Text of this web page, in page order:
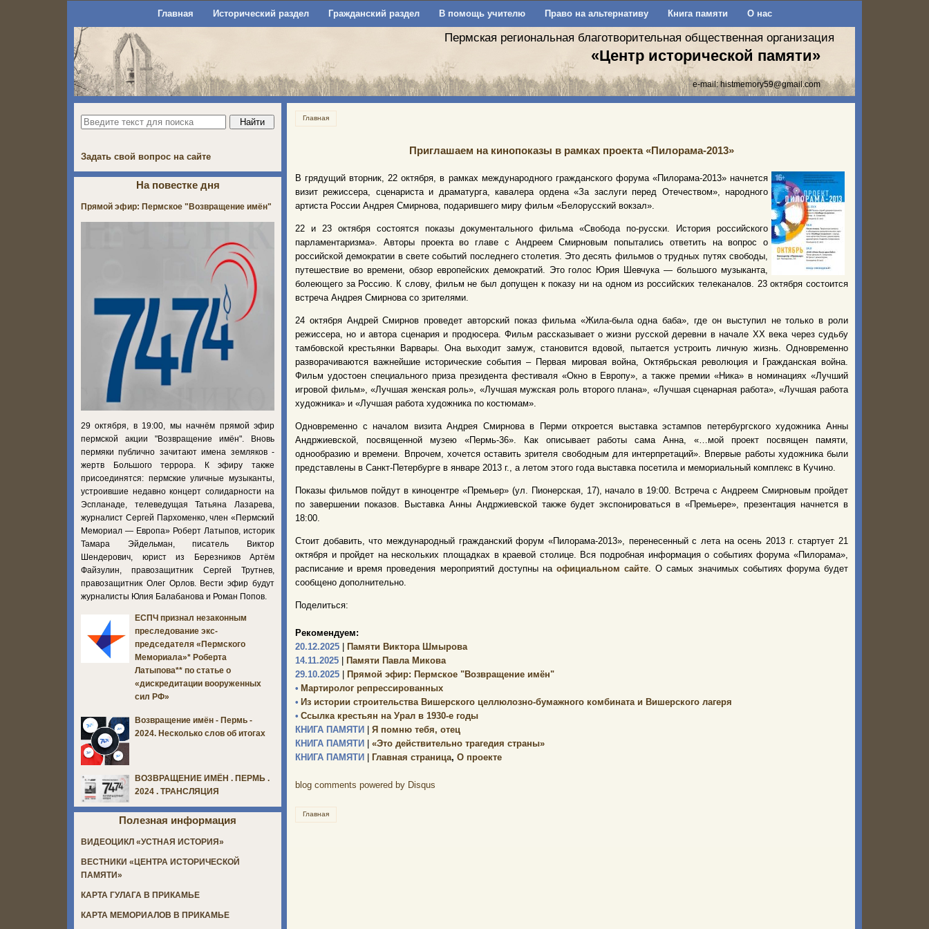
Главная Исторический раздел Гражданский раздел В помощь учителю Право на альтернативу Книга памяти О нас
Пермская региональная благотворительная общественная организация
«Центр исторической памяти»
e-mail:histmemory59@gmail.com
Главная
Приглашаем на кинопоказы в рамках проекта «Пилорама-2013»
В грядущий вторник, 22 октября, в рамках международного гражданского форума «Пилорама-2013» начнется
визит режиссера, сценариста и драматурга, кавалера ордена «За заслуги перед Отечеством», народного
артиста России Андрея Смирнова, подарившего миру фильм «Белорусский вокзал».
22 и 23 октября состоятся показы документального фильма «Свобода по-русски. История российского
парламентаризма». Авторы проекта во главе с Андреем Смирновым попытались ответить на вопрос о
российской демократии в свете событий последнего столетия. Это десять фильмов о трудных путях свободы,
путешествие во времени, обзор европейских демократий. Это голос Юрия Шевчука — большого музыканта,
болеющего за Россию. К слову, фильм не был допущен к показу ни на одном из российских телеканалов. 23 октября состоится
встреча Андрея Смирнова со зрителями.
24 октября Андрей Смирнов проведет авторский показ фильма «Жила-была одна баба», где он выступил не только в роли
режиссера, но и автора сценария и продюсера. Фильм рассказывает о жизни русской деревни в начале ХХ века через судьбу
тамбовской крестьянки Варвары. Она выходит замуж, становится вдовой, пытается устроить личную жизнь. Одновременно
разворачиваются важнейшие исторические события – Первая мировая война, Октябрьская революция и Гражданская война.
Фильм удостоен специального приза президента фестиваля «Окно в Европу», а также премии «Ника» в номинациях «Лучший
игровой фильм», «Лучшая женская роль», «Лучшая мужская роль второго плана», «Лучшая сценарная работа», «Лучшая работа
художника» и «Лучшая работа художника по костюмам».
Одновременно с началом визита Андрея Смирнова в Перми откроется выставка эстампов петербургского художника Анны
Андржиевской, посвященной музею «Пермь-36». Как описывает работы сама Анна, «…мой проект посвящен памяти,
однообразию и времени. Впрочем, хочется оставить зрителя свободным для интерпретаций». Впервые работы художника были
представлены в Санкт-Петербурге в январе 2013 г., а летом этого года выставка посетила и мемориальный комплекс в Кучино.
Показы фильмов пойдут в киноцентре «Премьер» (ул. Пионерская, 17), начало в 19:00. Встреча с Андреем Смирновым пройдет
по завершении показов. Выставка Анны Андржиевской также будет экспонироваться в «Премьере», презентация начнется в
18:00.
Стоит добавить, что международный гражданский форум «Пилорама-2013», перенесенный с лета на осень 2013 г. стартует 21
октября и пройдет на нескольких площадках в краевой столице. Вся подробная информация о событиях форума «Пилорама»,
расписание и время проведения мероприятий доступны на официальном сайте. О самых значимых событиях форума будет
сообщено дополнительно.
Поделиться:
Рекомендуем:
20.12.2025
Памяти Виктора Шмырова
14.11.2025
Памяти Павла Микова
29.10.2025
Прямой эфир: Пермское "Возвращение имён"
• Мартиролог репрессированных
• Из истории строительства Вишерского целлюлозно-бумажного комбината и Вишерского лагеря
• Ссылка крестьян на Урал в 1930-е годы
КНИГА ПАМЯТИ
Я помню тебя, отец
КНИГА ПАМЯТИ
«Это действительно трагедия страны»
КНИГА ПАМЯТИ
Главная страница, О проекте
blog comments powered by Disqus
Главная
Задать свой вопрос на сайте
На повестке дня
Прямой эфир: Пермское "Возвращение имён"
29 октября, в 19:00, мы начнём прямой эфир
пермской акции "Возвращение имён". Вновь
пермяки публично зачитают имена земляков -
жертв Большого террора. К эфиру также
присоединятся: пермские уличные музыканты,
устроившие недавно концерт солидарности на
Эспланаде, телеведущая Татьяна Лазарева,
журналист Сергей Пархоменко, член «Пермский
Мемориал — Европа» Роберт Латыпов, историк
Тамара Эйдельман, писатель Виктор
Шендерович, юрист из Березников Артём
Файзулин, правозащитник Сергей Трутнев,
правозащитник Олег Орлов. Вести эфир будут
журналисты Юлия Балабанова и Роман Попов.
ЕСПЧ признал незаконным
преследование экс-
председателя «Пермского
Мемориала»* Роберта
Латыпова** по статье о
«дискредитации вооруженных
сил РФ»
Возвращение имён - Пермь -
2024. Несколько слов об итогах
ВОЗВРАЩЕНИЕ ИМЁН . ПЕРМЬ .
2024 . ТРАНСЛЯЦИЯ
Полезная информация
ВИДЕОЦИКЛ «УСТНАЯ ИСТОРИЯ»
ВЕСТНИКИ «ЦЕНТРА ИСТОРИЧЕСКОЙ
ПАМЯТИ»
КАРТА ГУЛАГА В ПРИКАМЬЕ
КАРТА МЕМОРИАЛОВ В ПРИКАМЬЕ